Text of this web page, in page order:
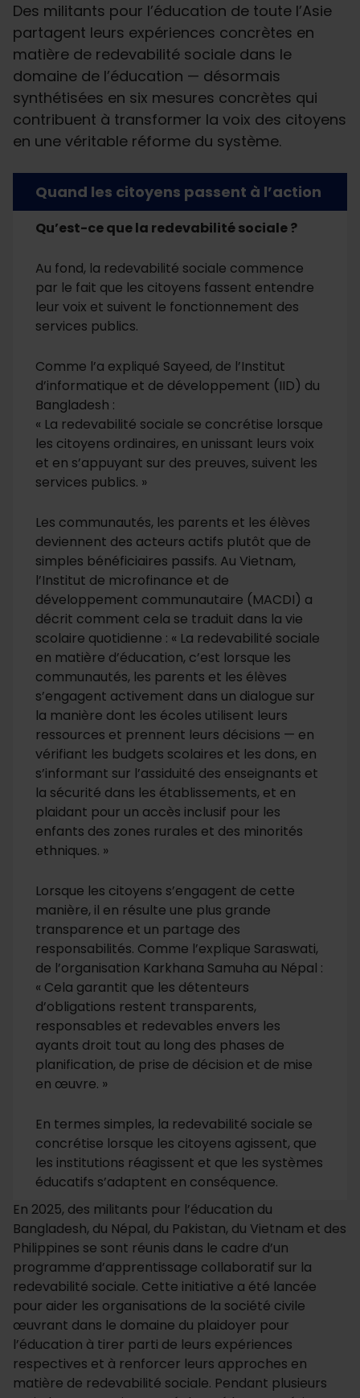
Des militants pour l’éducation de toute l’Asie
partagent leurs expériences concrètes en
matière de redevabilité sociale dans le
domaine de l’éducation — désormais
synthétisées en six mesures concrètes qui
contribuent à transformer la voix des citoyens
en une véritable réforme du système.
Quand les citoyens passent à l’action
Qu’est-ce que la redevabilité sociale ?
Au fond, la redevabilité sociale commence
par le fait que les citoyens fassent entendre
leur voix et suivent le fonctionnement des
services publics.
Comme l’a expliqué Sayeed, de l’Institut
d’informatique et de développement (IID) du
Bangladesh :
« La redevabilité sociale se concrétise lorsque
les citoyens ordinaires, en unissant leurs voix
et en s’appuyant sur des preuves, suivent les
services publics. »
Les communautés, les parents et les élèves
deviennent des acteurs actifs plutôt que de
simples bénéficiaires passifs. Au Vietnam,
l’Institut de microfinance et de
développement communautaire (MACDI) a
décrit comment cela se traduit dans la vie
scolaire quotidienne : « La redevabilité sociale
en matière d’éducation, c’est lorsque les
communautés, les parents et les élèves
s’engagent activement dans un dialogue sur
la manière dont les écoles utilisent leurs
ressources et prennent leurs décisions — en
vérifiant les budgets scolaires et les dons, en
s’informant sur l’assiduité des enseignants et
la sécurité dans les établissements, et en
plaidant pour un accès inclusif pour les
enfants des zones rurales et des minorités
ethniques. »
Lorsque les citoyens s’engagent de cette
manière, il en résulte une plus grande
transparence et un partage des
responsabilités. Comme l’explique Saraswati,
de l’organisation Karkhana Samuha au Népal :
« Cela garantit que les détenteurs
d’obligations restent transparents,
responsables et redevables envers les
ayants droit tout au long des phases de
planification, de prise de décision et de mise
en œuvre. »
En termes simples, la redevabilité sociale se
concrétise lorsque les citoyens agissent, que
les institutions réagissent et que les systèmes
éducatifs s’adaptent en conséquence.
En 2025, des militants pour l’éducation du
Bangladesh, du Népal, du Pakistan, du Vietnam et des
Philippines se sont réunis dans le cadre d’un
programme d’apprentissage collaboratif sur la
redevabilité sociale. Cette initiative a été lancée
pour aider les organisations de la société civile
œuvrant dans le domaine du plaidoyer pour
l’éducation à tirer parti de leurs expériences
respectives et à renforcer leurs approches en
matière de redevabilité sociale. Pendant plusieurs